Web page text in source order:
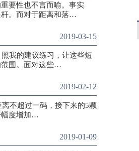
要性也不言而喻。事实
杆。而对于距离和落…
2019-03-15
我的建议练习，让这些短
范围。面对这些…
2019-02-12
不超过一码，接下来的5颗
幅度增加…
2019-01-09